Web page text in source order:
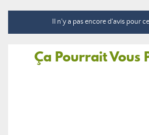
Il n'y a pas encore d'avis pour
Ça Pourrait Vous